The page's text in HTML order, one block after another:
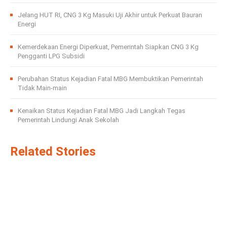
Jelang HUT RI, CNG 3 Kg Masuki Uji Akhir untuk Perkuat Bauran
Energi
Kemerdekaan Energi Diperkuat, Pemerintah Siapkan CNG 3 Kg
Pengganti LPG Subsidi
Perubahan Status Kejadian Fatal MBG Membuktikan Pemerintah
Tidak Main-main
Kenaikan Status Kejadian Fatal MBG Jadi Langkah Tegas
Pemerintah Lindungi Anak Sekolah
Related Stories